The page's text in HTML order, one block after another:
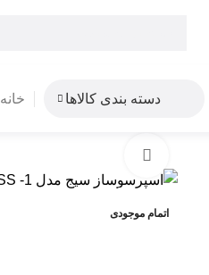
دسته بندی کالاها خانه
-3%
اتمام موجودی